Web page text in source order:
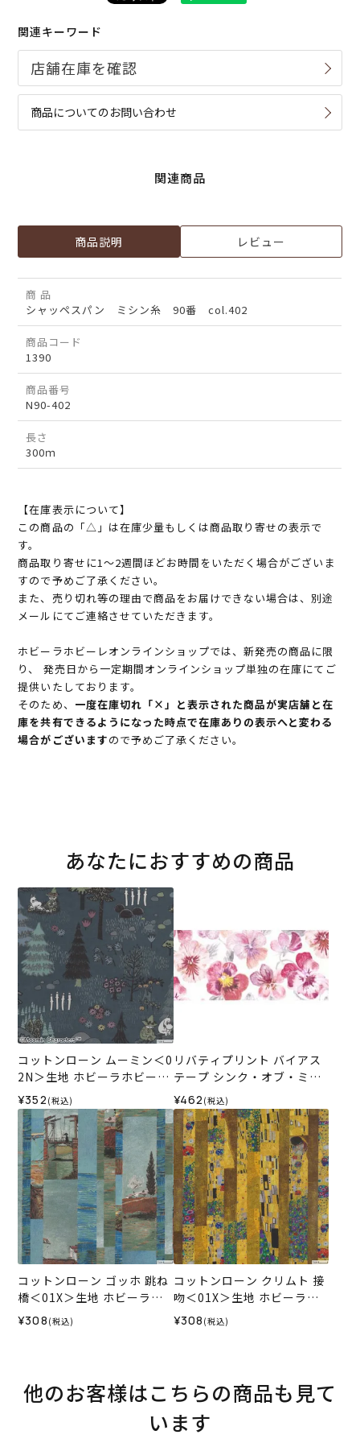
関連キーワード
商品についてのお問い合わせ
関連商品
商品説明 レビュー
商 品
シャッペスパン ミシン糸 90番 col.402
商品コード
1390
商品番号
N90-402
長さ
300ｍ
【在庫表示について】
この商品の「△」は在庫少量もしくは商品取り寄せの表示で
す。
商品取り寄せに1～2週間ほどお時間をいただく場合がございま
すので予めご了承ください。
また、売り切れ等の理由で商品をお届けできない場合は、別途
メールにてご連絡させていただきます。
ホビーラホビーレオンラインショップでは、新発売の商品に限
り、 発売日から一定期間オンラインショップ単独の在庫にてご
提供いたしております。
そのため、 一度在庫切れ「×」と表示された商品が実店舗と在
庫を共有できるようになった時点で在庫ありの表示へと変わる
場合がございますので予めご了承ください。
あなたにおすすめの商品
コットンローン ムーミン＜0
2N＞生地 ホビーラホビーレ
デザインコレクション
¥352 (税込)
リバティプリント バイアス
テープ シンク・オブ・ミー
＜15P＞
¥462 (税込)
コットンローン ゴッホ 跳ね
橋＜01X＞生地 ホビーラホ
ビーレデザインコレクショ
¥308 (税込)
コットンローン クリムト 接
吻＜01X＞生地 ホビーラホ
ビーレデザインコレクショ
¥308 (税込)
他のお客様はこちらの商品も見て
います